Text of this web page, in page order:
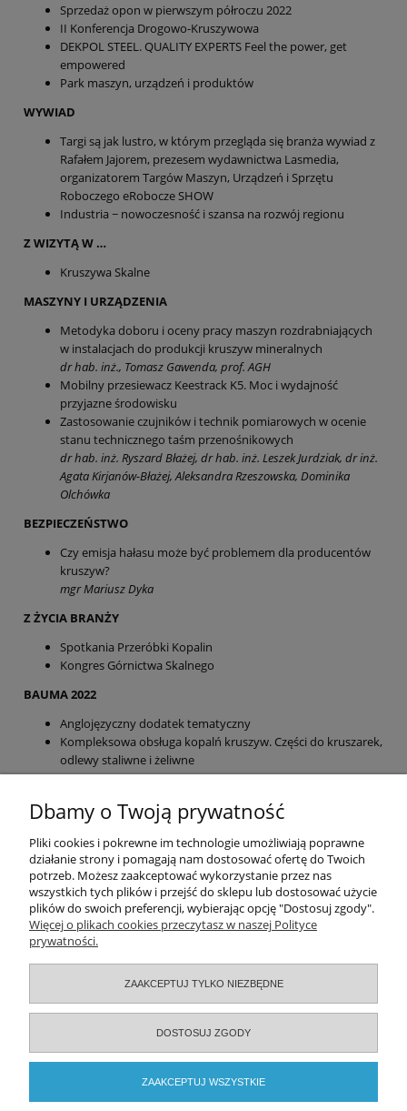
Sprzedaż opon w pierwszym półroczu 2022
II Konferencja Drogowo-Kruszywowa
DEKPOL STEEL. QUALITY EXPERTS Feel the power, get
empowered
Park maszyn, urządzeń i produktów
WYWIAD
Targi są jak lustro, w którym przegląda się branża wywiad z
Rafałem Jajorem, prezesem wydawnictwa Lasmedia,
organizatorem Targów Maszyn, Urządzeń i Sprzętu
Roboczego eRobocze SHOW
Industria − nowoczesność i szansa na rozwój regionu
Z WIZYTĄ W …
Kruszywa Skalne
MASZYNY I URZĄDZENIA
Metodyka doboru i oceny pracy maszyn rozdrabniających
w instalacjach do produkcji kruszyw mineralnych
dr hab. inż., Tomasz Gawenda, prof. AGH
Mobilny przesiewacz Keestrack K5. Moc i wydajność
przyjazne środowisku
Zastosowanie czujników i technik pomiarowych w ocenie
stanu technicznego taśm przenośnikowych
dr hab. inż. Ryszard Błażej, dr hab. inż. Leszek Jurdziak, dr inż.
Agata Kirjanów-Błażej, Aleksandra Rzeszowska, Dominika
Olchówka
BEZPIECZEŃSTWO
Czy emisja hałasu może być problemem dla producentów
kruszyw?
mgr Mariusz Dyka
Z ŻYCIA BRANŻY
Spotkania Przeróbki Kopalin
Kongres Górnictwa Skalnego
BAUMA 2022
Anglojęzyczny dodatek tematyczny
Kompleksowa obsługa kopalń kruszyw. Części do kruszarek,
odlewy staliwne i żeliwne
Kruszywa Skalne
Moje konto
Zamówienia
Informacje
O nas
Serwisy specjalistyczne
Dbamy o Twoją prywatność
Pliki cookies i pokrewne im technologie umożliwiają poprawne
działanie strony i pomagają nam dostosować ofertę do Twoich
potrzeb. Możesz zaakceptować wykorzystanie przez nas
wszystkich tych plików i przejść do sklepu lub dostosować użycie
plików do swoich preferencji, wybierając opcję "Dostosuj zgody".
Więcej o plikach cookies przeczytasz w naszej Polityce
prywatności.
ZAAKCEPTUJ TYLKO NIEZBĘDNE
DOSTOSUJ ZGODY
ZAAKCEPTUJ WSZYSTKIE